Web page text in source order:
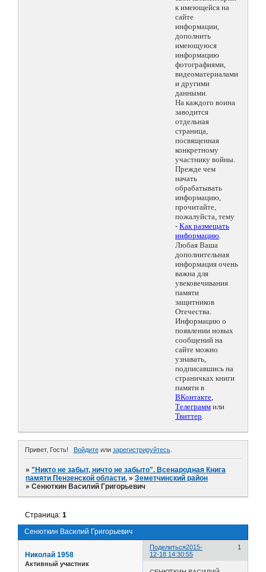
к имеющейся на
сайте
информации,
дополнить
имеющуюся
информацию
фотографиями,
видеоматериалами
и другими
данными.
На каждого воина
заводится
отдельная
страница,
посвященная
конкретному
участнику войны.
Прежде чем
начать
обрабатывать
информацию,
прочитайте,
пожалуйста, тему
- Как размещать
информацию.
Любая Ваша
дополнительная
информация очень
важна для
увековечивания
памяти
защитников
Отечества.
Информацию о
появлении новых
сообщений на
сайте можно
узнавать,
подписавшись на
страничках книги
памяти в
ВКонтакте,
Телеграмм или
Твиттер.
Привет, Гость! Войдитеили зарегистрируйтесь.
»"Никто не забыт, ничто не забыто". Всенародная Книга
памяти Пензенской области. »Земетчинский район
»Сенюткин Василий Григорьевич
Сенюткин Василий Григорьевич
Страница:1
Поделиться 1
2015-
12-18 14:30:55
Николай 1958
Активный участник